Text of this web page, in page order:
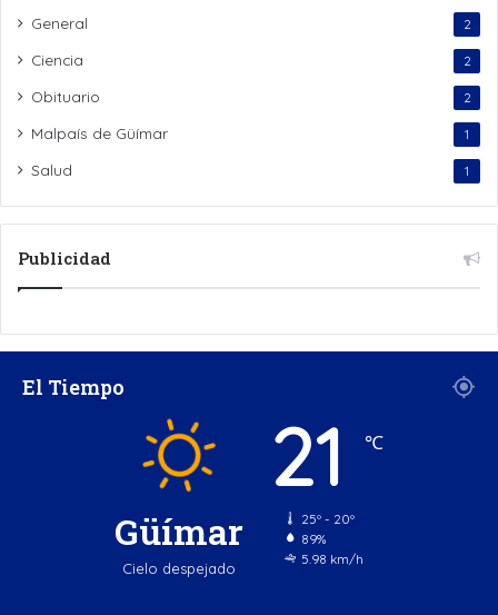
General 2
Ciencia 2
Obituario 2
Malpaís de Güímar 1
Salud 1
Publicidad
El Tiempo
Güímar
Cielo despejado
21 ℃
25º - 20º
89%
5.98 km/h